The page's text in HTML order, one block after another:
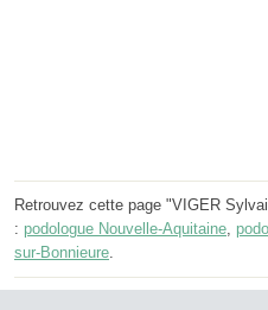
Retrouvez cette page "VIGER
: podologue Nouvelle-Aquitaine
sur-Bonnieure